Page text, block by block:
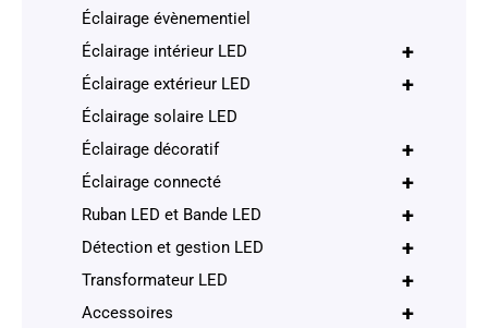
Éclairage évènementiel
+
Éclairage intérieur LED
+
Éclairage extérieur LED
Éclairage solaire LED
+
Éclairage décoratif
+
Éclairage connecté
+
Ruban LED et Bande LED
+
Détection et gestion LED
+
Transformateur LED
+
Accessoires